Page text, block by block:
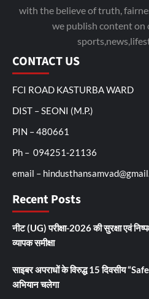
with the believe of truth,
we publish content on
CONTACT US
FCI ROAD KASTURBA WARD
DIST – SEONI (M.P.)
PIN – 480661
Ph – 094251-21136
email –
Recent Posts
नीट (UG) परीक्षा-2026 की सुरक्षा एवं
व्यापक समीक्षा
साइबर अपराधों के विरुद्ध 15 दिवसीय
अभियान चलेगा